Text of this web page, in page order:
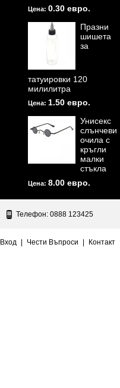
Цена: 0.30 евро.
Празни
шишета
за
татуировки 120
милилитра
Цена: 1.50 евро.
Унисекс
слънчеви
очила с
кръгли
малки
стъкла
Цена: 8.00 евро.
Телефон: 0888 123425
Вход | Чести Въпроси | Контакт